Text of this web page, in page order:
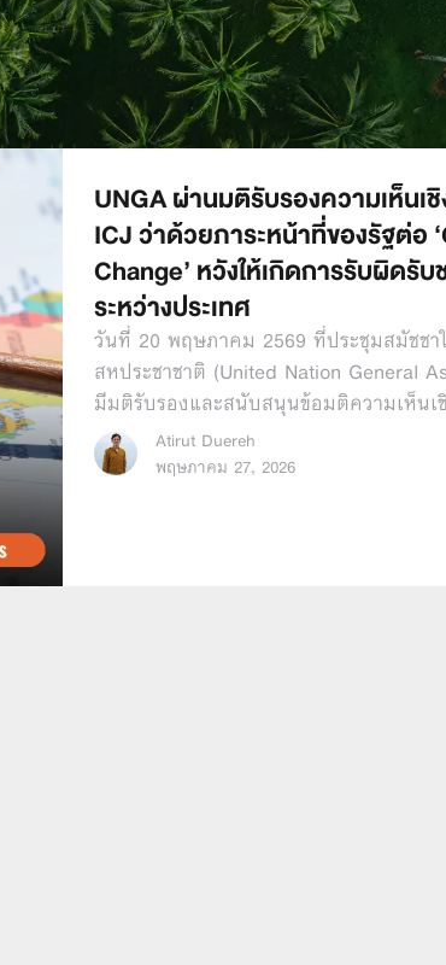
UNGA ผ่านมติรับรองความเห็นเชิ
ICJ ว่าด้วยภาระหน้าที่ของรัฐต่อ
Change’ หวังให้เกิดการรับผิดรั
ระหว่างประเทศ
วันที่ 20 พฤษภาคม 2569 ที่ประชุมสมัชช
สหประชาชาติ (United Nation General
มีมติรับรองและสนับสนุนข้อมติความเห็น
Atirut Duereh
พฤษภาคม 27, 2026